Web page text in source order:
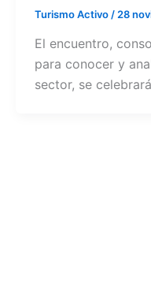
Turismo Activo / 28
El encuentro,
para conocer y
sector, se